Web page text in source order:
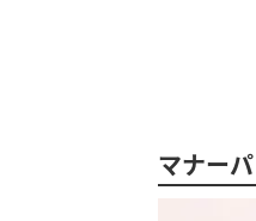
マナー